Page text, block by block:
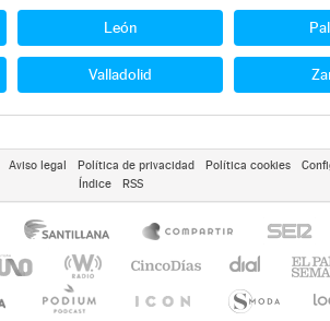
León
Valladolid
Aviso legal Política de privacidad Política cookies
Índice
RSS